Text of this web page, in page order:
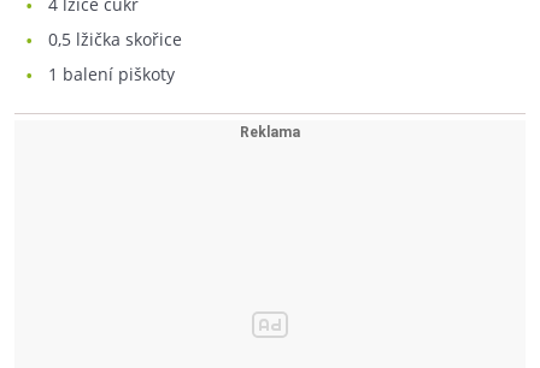
0,5 lžička skořice
1 balení piškoty